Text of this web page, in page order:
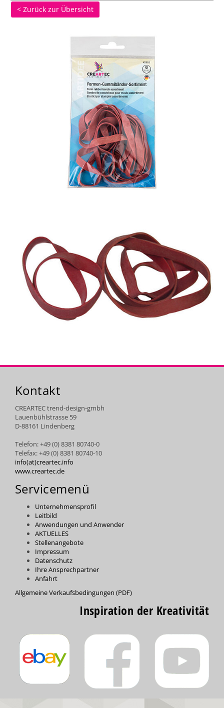
< Zurück zur Übersicht
Kontakt
CREARTEC trend-design-gmbh
Lauenbühlstrasse 59
D-88161 Lindenberg
Telefon: +49 (0) 8381 80740-0
Telefax: +49 (0) 8381 80740-10
info(at)creartec.info
www.creartec.de
Servicemenü
Unternehmensprofil
Leitbild
Anwendungen und Anwender
AKTUELLES
Stellenangebote
Impressum
Datenschutz
Ihre Ansprechpartner
Anfahrt
Allgemeine Verkaufsbedingungen (PDF)
Inspiration der Kreativität